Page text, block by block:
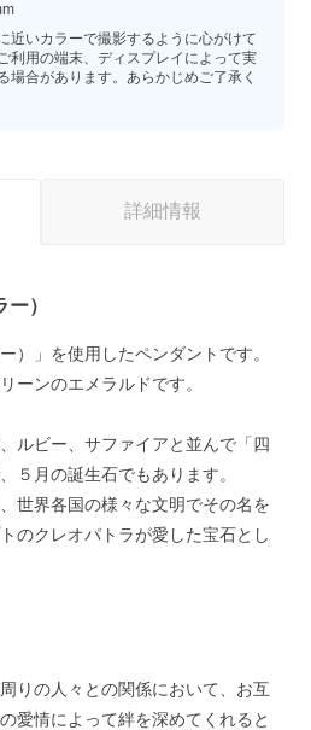
近いカラーで撮影するように心がけて
利用の端末、ディスプレイによって実
場合があります。あらかじめご了承く
詳細情報
）
）」を使用したペンダントです。
ーンのエメラルドです。
ルビー、サファイアと並んで「四
５月の誕生石でもあります。
世界各国の様々な文明でその名を
のクレオパトラが愛した宝石とし
りの人々との関係において、お互
愛情によって絆を深めてくれると